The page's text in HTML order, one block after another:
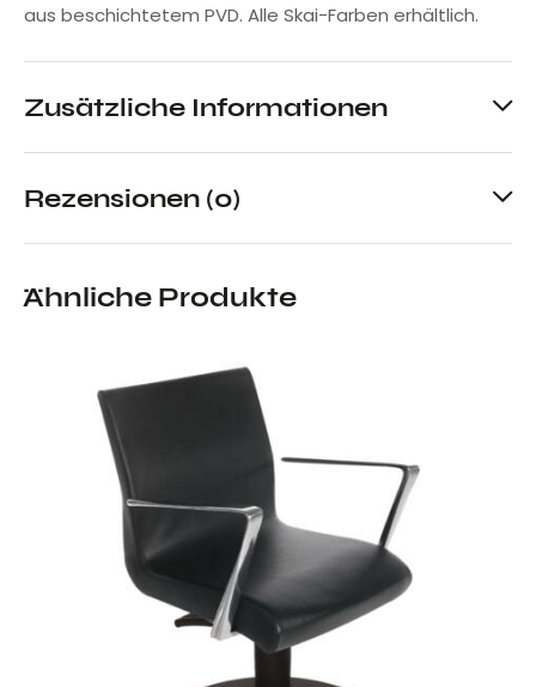
aus beschichtetem PVD. Alle Skai-Farben erhältlich.
Zusätzliche Informationen
Rezensionen (0)
Ähnliche Produkte